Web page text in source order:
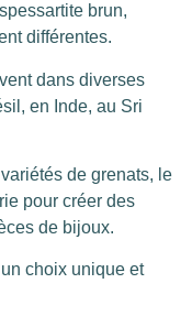
brun,
différentes.
dans diverses
en Inde, au Sri
de grenats, le
pour créer des
de bijoux.
choix unique et